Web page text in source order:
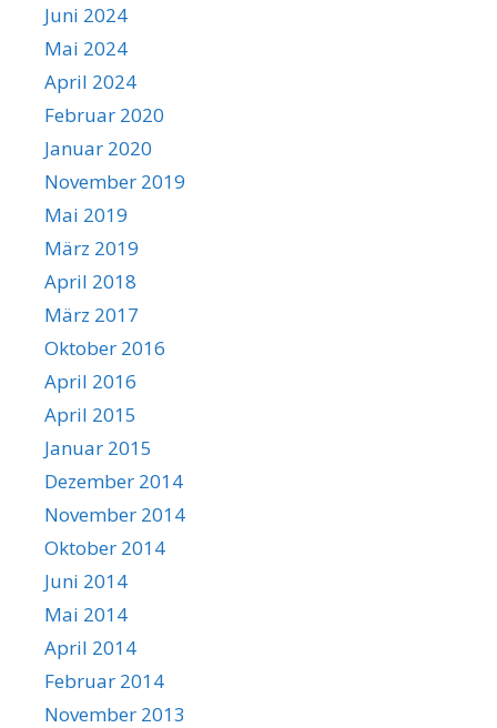
Juni 2024
Mai 2024
April 2024
Februar 2020
Januar 2020
November 2019
Mai 2019
März 2019
April 2018
März 2017
Oktober 2016
April 2016
April 2015
Januar 2015
Dezember 2014
November 2014
Oktober 2014
Juni 2014
Mai 2014
April 2014
Februar 2014
November 2013